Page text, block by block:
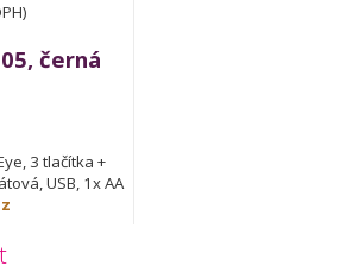
černá
3 tlačítka +
USB, 1x AA